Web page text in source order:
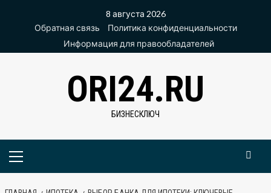
содержимому
8 августа 2026
Обратная связь
Политика конфиденциальности
Информация для правообладателей
ORI24.RU
БИЗНЕСКЛЮЧ
Основное